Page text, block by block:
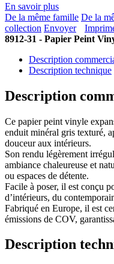
En savoir plus
De la même famille De la
collection Envoyer
8912-31 - Papier Peint
Description
Description technique
Description
Ce papier peint vinyle
enduit minéral gris texturé,
douceur aux intérieurs.
Son rendu légèrement
ambiance chaleureuse et
ou espaces de détente.
Facile à poser, il est conçu
d’intérieurs, du
Fabriqué en Europe, il est
émissions de COV,
Description